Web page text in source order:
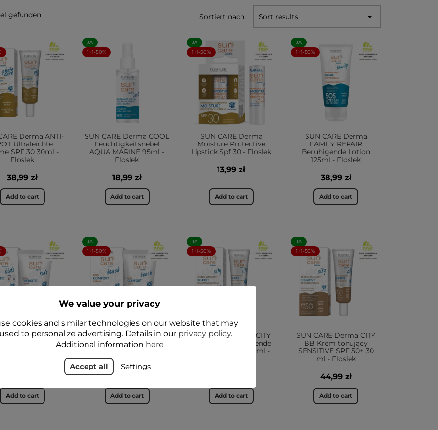
gefunden Sortiert nach: Sort results 
Derma ANTI-
Ultraleichte
SPF 30 30ml -
Floslek
38,99 zł
Add to cart
JA
1+1-50%
SUN CARE Derma COOL
Feuchtigkeitsnebel
AQUA MARINE 95ml -
Floslek
18,99 zł
Add to cart
JA
1+1-50%
SUN CARE Derma
Moisture Protective
Lipstick Spf 30 - Floslek
13,99 zł
Add to cart
JA
1+1-50%
SUN CARE Derma
FAMILY REPAIR
Beruhigende Lotion
125ml - Floslek
38,99 zł
Add to cart
CARE Derma KIDS
Creme SPF
Add to cart
JA
1+1-50%
SUN CARE Derma
COMFORT Gesichts-
50+ 50ml - Floslek
69,99 zł
Add to cart
JA
1+1-50%
SUN CARE Derma CITY
BB Ölfreie mattierende
Creme SPF 50+ 30ml -
Add to cart
JA
1+1-50%
SUN CARE Derma CITY
BB Krem tonujący
SENSITIVE SPF 50+ 30
ml - Floslek
44,99 zł
Add to cart
We value your privacy
cookies and similar technologies on our website that may
to personalize advertising. Details in our privacy policy.
Additional information here
Accept all Settings